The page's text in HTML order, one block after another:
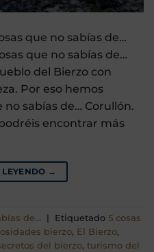
que no sabías de…
que no sabías de…
del Bierzo con
Por eso hemos
no sabías de… Corullón.
encontrar más
→
de... Etiquetado 5 cosas
bierzo, El Bierzo,
del bierzo, turismo del